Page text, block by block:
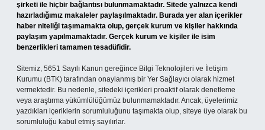
şirketi ile hiçbir bağlantısı bulunmamaktadır. Sitede yalnızca kendi
hazırladığımız makaleler paylaşılmaktadır. Burada yer alan içerikler
haber niteliği taşımamakta olup, gerçek kurum ve kişiler hakkında
paylaşım yapılmamaktadır. Gerçek kurum ve kişiler ile isim
benzerlikleri tamamen tesadüfidir.
Sitemiz, 5651 Sayılı Kanun gereğince Bilgi Teknolojileri ve İletişim
Kurumu (BTK) tarafından onaylanmış bir Yer Sağlayıcı olarak hizmet
vermektedir. Bu nedenle, sitedeki içerikleri proaktif olarak denetleme
veya araştırma yükümlülüğümüz bulunmamaktadır. Ancak, üyelerimiz
yazdıkları içeriklerin sorumluluğunu taşımakta olup, siteye üye olarak bu
sorumluluğu kabul etmiş sayılırlar.